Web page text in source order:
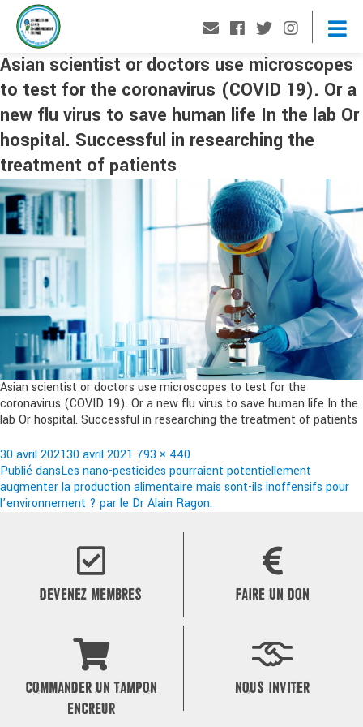
Asian scientist or doctors use microscopes
to test for the coronavirus (COVID 19). Or a
new flu virus to save human life In the lab Or
hospital. Successful in researching the
treatment of patients
Asian scientist or doctors use microscopes to test for the
coronavirus (COVID 19). Or a new flu virus to save human life In the
lab Or hospital. Successful in researching the treatment of patients
Publié
le
30 avril 202130 avril 2021 Taille
réelle
793 × 440
Navigation
de
Publié dansLes nano-pesticides pourraient potentiellement
augmenter la production alimentaire mais sont-ils inoffensifs pour
l’environnement ? par le Dr Alain Ragon.
DEVENEZ MEMBRES FAIRE UN DON
COMMANDER UN TAMPON
ENCREUR
NOUS INVITER